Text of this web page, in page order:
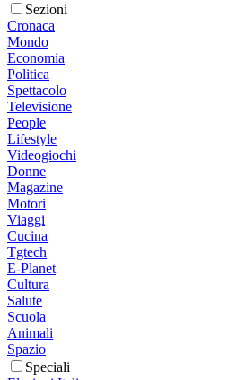
Sezioni
Cronaca
Mondo
Economia
Politica
Spettacolo
Televisione
People
Lifestyle
Videogiochi
Donne
Magazine
Motori
Viaggi
Cucina
Tgtech
E-Planet
Cultura
Salute
Scuola
Animali
Spazio
Speciali